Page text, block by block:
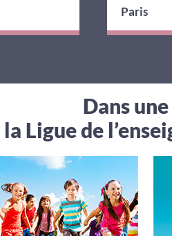
Paris
Dans
la Ligue de